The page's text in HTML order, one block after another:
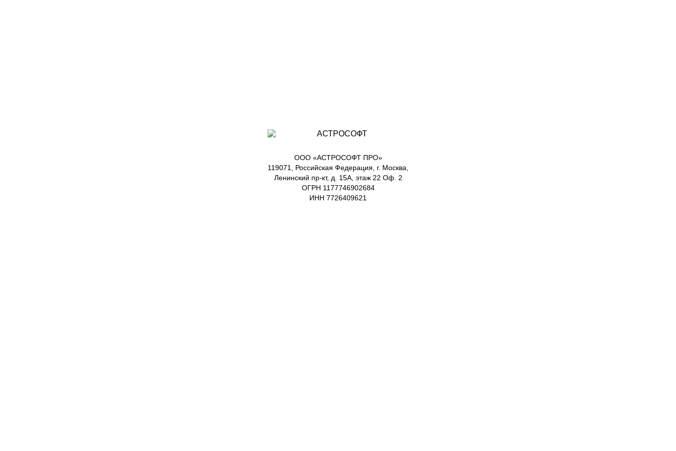
ООО «АСТРОСОФТ ПРО»
119071, Российская Федерация, г. Москва,
Ленинский пр-кт, д. 15А, этаж 22 Оф. 2
ОГРН 1177746902684
ИНН 7726409621